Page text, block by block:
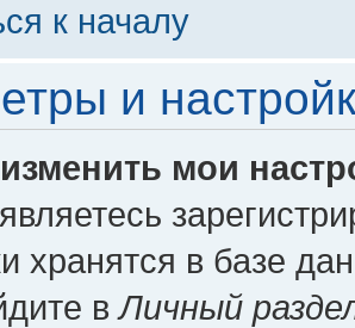
к началу
и
мои
хранятся в базе
вЛичный